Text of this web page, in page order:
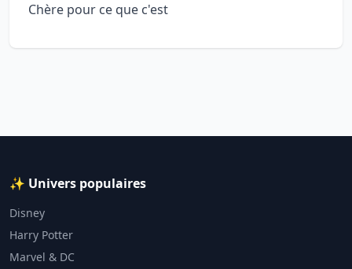
Chère pour ce que c'est
✨ Univers populaires
Disney
Harry Potter
Marvel & DC